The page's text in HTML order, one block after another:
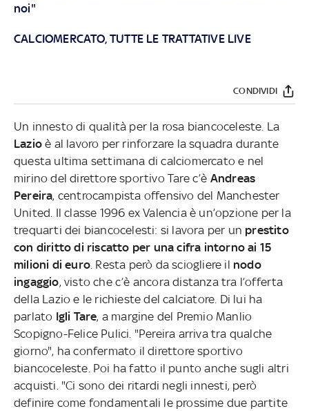
noi"
CALCIOMERCATO, TUTTE LE TRATTATIVE LIVE
CONDIVIDI
Un innesto di qualità per la rosa biancoceleste. La
Lazio è al lavoro per rinforzare la squadra durante
questa ultima settimana di calciomercato e nel
mirino del direttore sportivo Tare c’è Andreas
Pereira, centrocampista offensivo del Manchester
United. Il classe 1996 ex Valencia è un’opzione per la
trequarti dei biancocelesti: si lavora per un prestito
con diritto di riscatto per una cifra intorno ai 15
milioni di euro . Resta però da sciogliere il nodo
ingaggio, visto che c’è ancora distanza tra l’offerta
della Lazio e le richieste del calciatore. Di lui ha
parlato Igli Tare, a margine del Premio Manlio
Scopigno-Felice Pulici. "Pereira arriva tra qualche
giorno", ha confermato il direttore sportivo
biancoceleste. Poi ha fatto il punto anche sugli altri
acquisti. "Ci sono dei ritardi negli innesti, però
definire come fondamentali le prossime due partite